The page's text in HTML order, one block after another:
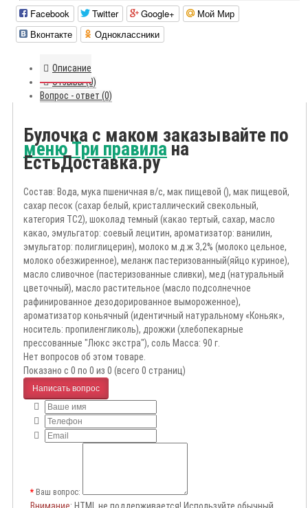
Facebook Twitter Google+
Мой Мир
Вконтакте
Одноклассники
Описание
Отзывы (0)
Вопрос - ответ (0)
Булочка с маком заказывайте по
меню Три правилана
ЕстьДоставка.ру
Состав: Вода, мука пшеничная в/с, мак пищевой (), мак пищевой,
сахар песок (сахар белый, кристаллический свекольный,
категория ТС2), шоколад темный (какао тертый, сахар, масло
какао, эмульгатор: соевый лецитин, ароматизатор: ванилин,
эмульгатор: полиглицерин), молоко м.д.ж 3,2% (молоко цельное,
молоко обезжиренное), меланж пастеризованный(яйцо куриное),
масло сливочное (пастеризованные сливки), мед (натуральный
цветочный), масло растительное (масло подсолнечное
рафинированное дезодорированное вымороженное),
ароматизатор коньячный (идентичный натуральному «Коньяк»,
носитель: пропиленгликоль), дрожжи (хлебопекарные
прессованные "Люкс экстра"), соль Масса: 90 г.
Нет вопросов об этом товаре.
Показано с 0 по 0 из 0 (всего 0 страниц)
Написать вопрос
Ваш вопрос: